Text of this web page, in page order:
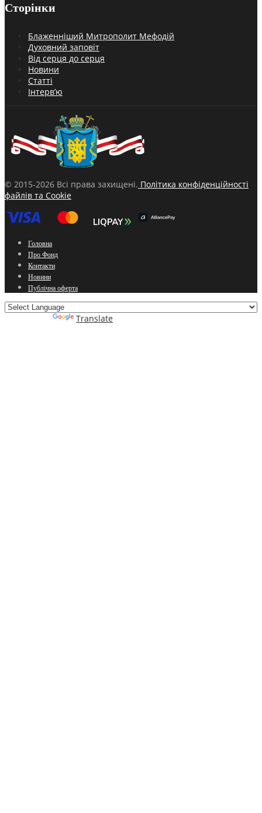
Сторінки
Блаженніший Митрополит Мефодій
Духовний заповіт
Від серця до серця
Новини
Статті
Інтерв’ю
© 2015-2026 Всі права захищені. Політика конфіденційності
файлів та Cookie
Головна
Про Фонд
Контакти
Новини
Публічна оферта
Translate